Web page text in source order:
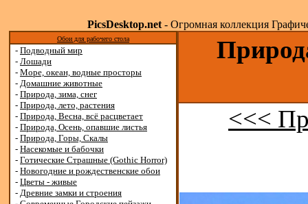
PicsDesktop.net- Огромная коллекция
Обои для рабочего стола
- Подводный мир
- Лошади
- Море, океан, водные просторы
- Домашние животные
- Природа, зима, снег
- Природа, лето, растения
- Природа, Весна, всё расцветает
- Природа, Осень, опавшие листья
- Природа, Горы, Скалы
- Насекомые и бабочки
- Готические Страшные (Gothic Horror)
- Новогодние и рождественские обои
- Цветы - живые
- Древние замки и строения
<<<